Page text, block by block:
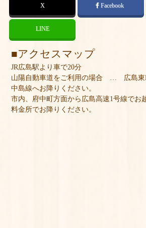
X Facebook
LINE
アクセスマップ
JR広島駅より車で20分
山陽自動車道をご利用の場合 … 広島東
中島線へお降りください。
市内、府中町方面から広島高速1号線で
料金所でお降りください。